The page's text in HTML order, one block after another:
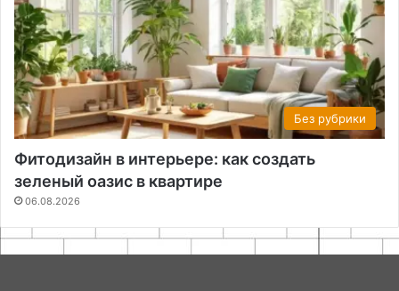
Без рубрики
Фитодизайн в интерьере: как создать
зеленый оазис в квартире
06.08.2026